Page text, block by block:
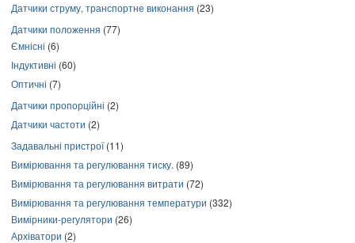
Датчики струму, транспортне виконання (23)
Датчики положення (77)
Ємнісні (6)
Індуктивні (60)
Оптичні (7)
Датчики пропорційні (2)
Датчики частоти (2)
Задавальні пристрої(11)
Вимірювання та регулювання тиску. (89)
Вимірювання та регулювання витрати (72)
Вимірювання та регулювання температури (332)
Вимірники-регулятори (26)
Архіватори (2)